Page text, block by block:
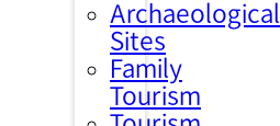
Archaeological
Sites
Family
Tourism